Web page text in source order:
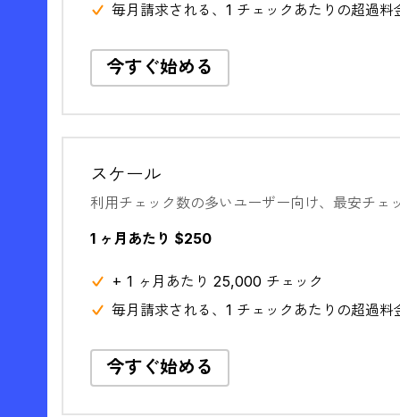
毎月請求される、1 チェックあたりの超過
今すぐ始める
スケール
利用チェック数の多いユーザー向け、最安チェ
1 ヶ月あたり $250
+ 1 ヶ月あたり 25,000 チェック
毎月請求される、1 チェックあたりの超過
今すぐ始める